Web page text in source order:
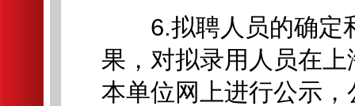
6.拟聘人员的确定
果，对拟录用人员在
本单位网上进行公示